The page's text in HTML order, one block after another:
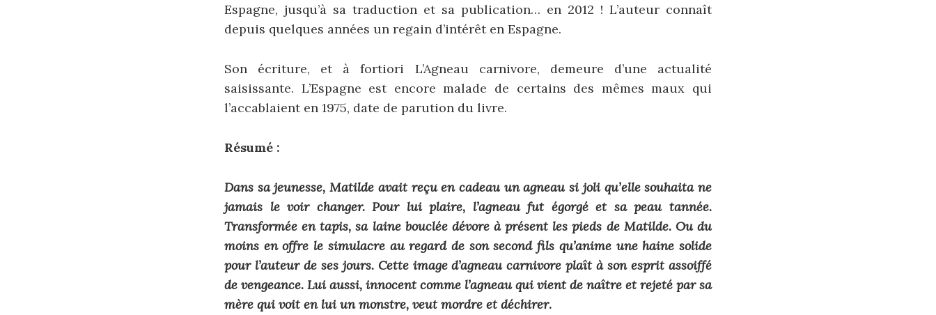
Espagne, jusqu’à sa traduction et sa publication… en 2012 ! L’auteur connaît
depuis quelques années un regain d’intérêt en Espagne.
Son écriture, et à fortiori L’Agneau carnivore, demeure d’une actualité
saisissante. L’Espagne est encore malade de certains des mêmes maux qui
l’accablaient en 1975, date de parution du livre.
Résumé :
Dans sa jeunesse, Matilde avait reçu en cadeau un agneau si joli qu’elle souhaita ne
jamais le voir changer. Pour lui plaire, l’agneau fut égorgé et sa peau tannée.
Transformée en tapis, sa laine bouclée dévore à présent les pieds de Matilde. Ou du
moins en offre le simulacre au regard de son second fils qu’anime une haine solide
pour l’auteur de ses jours. Cette image d’agneau carnivore plaît à son esprit assoiffé
de vengeance. Lui aussi, innocent comme l’agneau qui vient de naître et rejeté par sa
mère qui voit en lui un monstre, veut mordre et déchirer.